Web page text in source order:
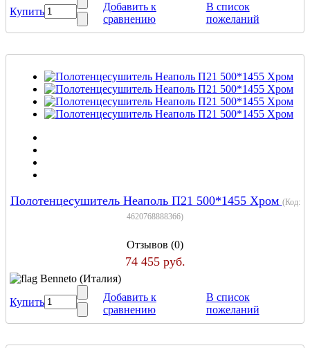
Купить
Добавить к
сравнению
В список
пожеланий
Полотенцесушитель Неаполь П21 500*1455 Хром (Код:
4620768888366)
Отзывов (0)
74 455 руб.
Benneto (Италия)
Купить
Добавить к
сравнению
В список
пожеланий